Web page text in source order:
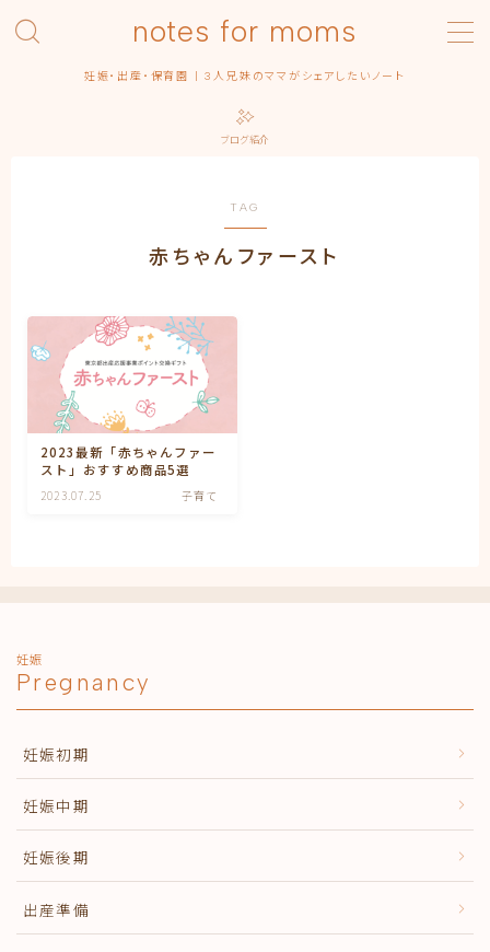
notes for moms
妊娠・出産・保育園 | 3人兄妹のママがシェアしたいノート
MENU
みんなの出産エピソード
出産
出産準備
出産記録
まるっ子
弟くん
末っ子ちゃん
利用規約／特定商取引法に基づく表記
妊娠
子育て
運営者情報
ブログ紹介
TAG
赤ちゃんファースト
2023最新「赤ちゃんファー
スト」おすすめ商品5選
2023.07.25 子育て
妊娠
Pregnancy
妊娠初期
妊娠中期
妊娠後期
出産準備